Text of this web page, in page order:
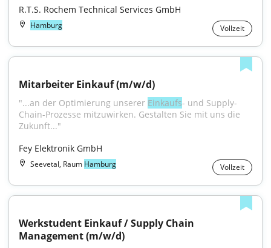
R.T.S. Rochem Technical Services GmbH
Hamburg Vollzeit
Mitarbeiter Einkauf (m/w/d)
"...an der Optimierung unserer Einkaufs- und Supply-
Chain-Prozesse mitzuwirken. Gestalten Sie mit uns die
Zukunft..."
Fey Elektronik GmbH
Seevetal, Raum Hamburg Vollzeit
Werkstudent Einkauf / Supply Chain
Management (m/w/d)